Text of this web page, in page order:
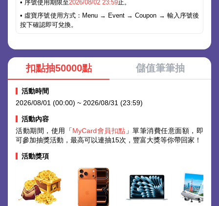
• 序號使用期限至2026/08/02 23:59止。
• 虛寶序號使用方式：Menu → Event → Coupon → 輸入序號後
按下確認即可兌換。
扣點抽50000點 儲值筆筆抽
活動時間
2026/08/01 (00:00) ~ 2026/08/31 (23:59)
活動內容
活動期間，使用「MyCard會員扣點 」單筆消費任意面額，即
可參加抽獎活動，最高可以連抽15次，豐富大獎等你帶回家！
活動獎項